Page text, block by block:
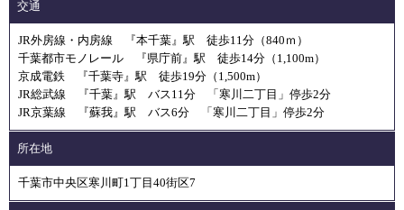
交通
JR外房線・内房線 『本千葉』駅 徒歩11分（840ｍ）
千葉都市モノレール 『県庁前』駅 徒歩14分（1,100m）
京成電鉄 『千葉寺』駅 徒歩19分（1,500m）
JR総武線 『千葉』駅 バス11分 「寒川二丁目」停歩2分
JR京葉線 『蘇我』駅 バス6分 「寒川二丁目」停歩2分
所在地
千葉市中央区寒川町1丁目40街区7